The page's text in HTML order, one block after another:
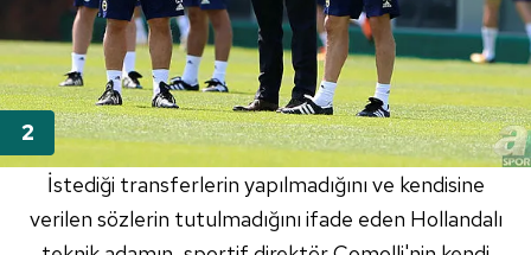
İstediği transferlerin yapılmadığını ve kendisine
verilen sözlerin tutulmadığını ifade eden Hollandalı